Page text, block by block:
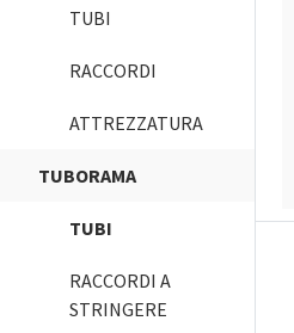
TUBI
RACCORDI
ATTREZZATURA
TUBORAMA
TUBI
RACCORDI A
STRINGERE